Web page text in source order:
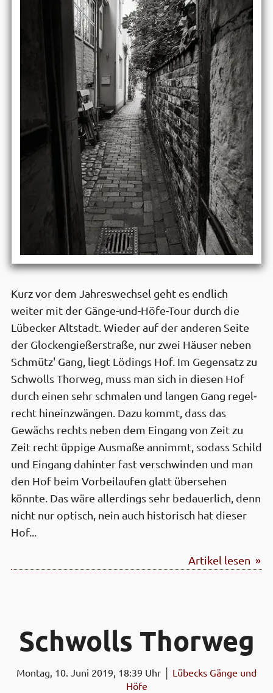
Kurz vor dem Jahres­wechsel geht es endlich
weiter mit der Gänge-und-Höfe-Tour durch die
Lübecker Alt­stadt. Wieder auf der anderen Seite
der Glocken­gießer­straße, nur zwei Häuser neben
Schmütz' Gang, liegt Lödings Hof. Im Gegen­satz zu
Schwolls Thorweg, muss man sich in diesen Hof
durch einen sehr schmalen und langen Gang regel­
recht hinein­zwängen. Dazu kommt, dass das
Gewächs rechts neben dem Eingang von Zeit zu
Zeit recht üppige Ausmaße annimmt, sodass Schild
und Eingang dahinter fast verschwinden und man
den Hof beim Vorbei­laufen glatt übersehen
könnte. Das wäre aller­dings sehr bedauer­lich, denn
nicht nur optisch, nein auch historisch hat dieser
Hof...
Artikel lesen »
Schwolls Thor­weg
Montag, 10. Juni 2019, 18:39 Uhr │ Lübecks Gänge und
Höfe